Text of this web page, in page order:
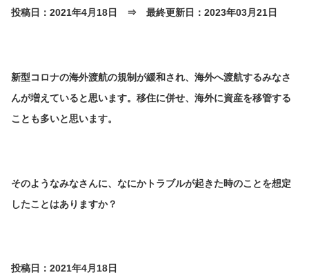
投稿日：2021年4月18日 ⇒ 最終更新日：2023年03月21日
新型コロナの海外渡航の規制が緩和され、海外へ渡航するみなさ
んが増えていると思います。移住に併せ、海外に資産を移管する
ことも多いと思います。
そのようなみなさんに、なにかトラブルが起きた時のことを想定
したことはありますか？
投稿日：2021年4月18日